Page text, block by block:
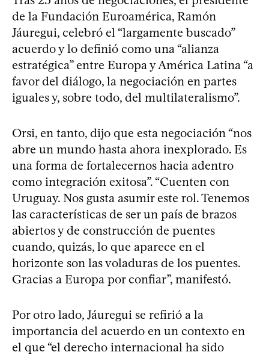
de la Fundación Euroamérica, Ramón
Jáuregui, celebró el “largamente buscado”
acuerdo y lo definió como una “alianza
estratégica” entre Europa y América Latina “a
favor del diálogo, la negociación en partes
iguales y, sobre todo, del multilateralismo”.
Orsi, en tanto, dijo que esta negociación “nos
abre un mundo hasta ahora inexplorado. Es
una forma de fortalecernos hacia adentro
como integración exitosa”. “Cuenten con
Uruguay. Nos gusta asumir este rol. Tenemos
las características de ser un país de brazos
abiertos y de construcción de puentes
cuando, quizás, lo que aparece en el
horizonte son las voladuras de los puentes.
Gracias a Europa por confiar”, manifestó.
Por otro lado, Jáuregui se refirió a la
importancia del acuerdo en un contexto en
el que “el derecho internacional ha sido